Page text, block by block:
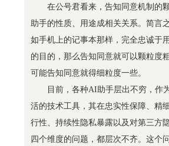
在公号君看来，告知同意机制的
助手的性质、用途成相关关系。简言
如手机上的记事本那样，完全忠诚于
的目的，那么告知同意就可以颗粒度
可能告知同意就得细粒度一些。
目前，各种AI助手层出不穷，作
活的技术工具，其在忠实性保障、精
行性、持续性隐私暴露以及对第三方
四个维度的问题，都层次不齐。这个